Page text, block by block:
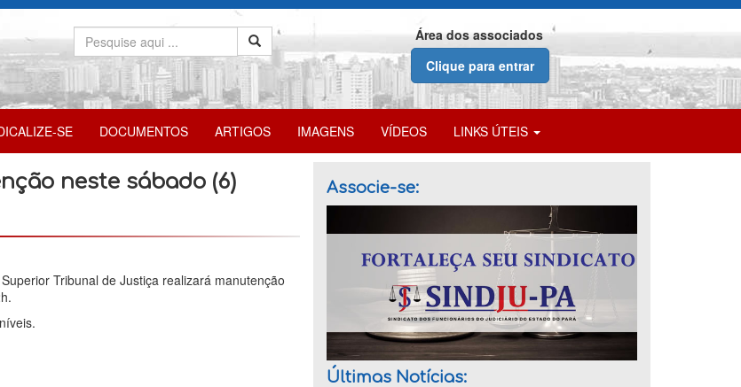
Área dos associados
Clique para entrar
SE DOCUMENTOS ARTIGOS IMAGENS VÍDEOS LINKS ÚTEIS
neste sábado (6)
Tribunal de Justiça realizará manutenção
Associe-se:
Últimas Notícias: